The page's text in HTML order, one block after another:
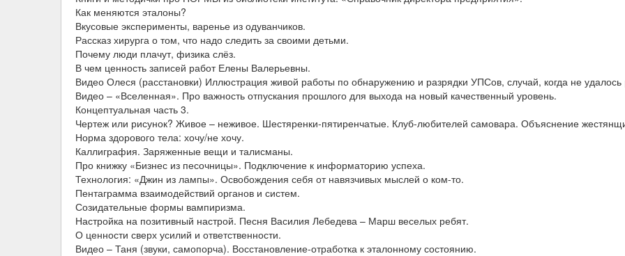
Как меняются эталоны?
Вкусовые эксперименты, варенье из одуванчиков.
Рассказ хирурга о том, что надо следить за своими детьми.
Почему люди плачут, физика слёз.
В чем ценность записей работ Елены Валерьевны.
Видео Олеся (расстановки) Иллюстрация живой работы по обнаружению и разрядки УПСов, случай, когда не удалось
Видео – «Вселенная». Про важность отпускания прошлого для выхода на новый качественный уровень.
Концептуальная часть 3.
Чертеж или рисунок? Живое – неживое. Шестяренки-пятиренчатые. Клуб-любителей самовара. Объяснение
Норма здорового тела: хочу/не хочу.
Каллиграфия. Заряженные вещи и талисманы.
Про книжку «Бизнес из песочницы». Подключение к информаторию успеха.
Технология: «Джин из лампы». Освобождения себя от навязчивых мыслей о ком-то.
Пентаграмма взаимодействий органов и систем.
Созидательные формы вампиризма.
Настройка на позитивный настрой. Песня Василия Лебедева – Марш веселых ребят.
О ценности сверх усилий и ответственности.
Видео – Таня (звуки, самопорча). Восстановление-отработка к эталонному состоянию.